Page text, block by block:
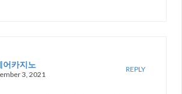
어카지노
3, 2021
REPLY